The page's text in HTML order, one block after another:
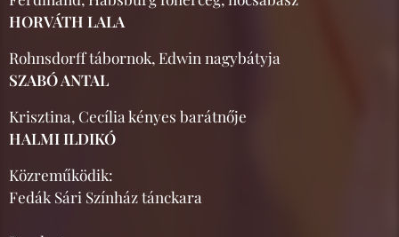
HORVÁTH LALA
Rohnsdorff tábornok, Edwin nagybátyja
SZABÓ ANTAL
Krisztina, Cecília kényes barátnője
HALMI ILDIKÓ
Közreműködik:
Fedák Sári Színház tánckara